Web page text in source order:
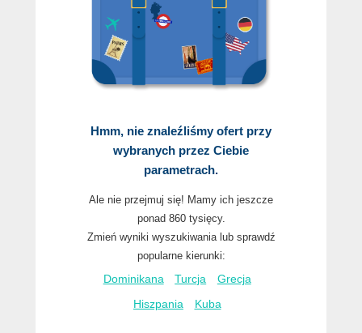
Hmm, nie znaleźliśmy ofert przy
wybranych przez Ciebie
parametrach.
Ale nie przejmuj się! Mamy ich jeszcze
ponad 860 tysięcy.
Zmień wyniki wyszukiwania lub sprawdź
popularne kierunki:
Dominikana
Turcja Grecja
Hiszpania Kuba